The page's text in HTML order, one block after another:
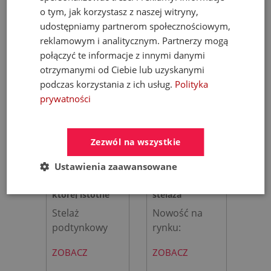
Jak stworzyć
której istotne
znaczenie ma
komfort, higiena
Stelaż
podtynkowy
toaleta myjąc
ZOBACZ
stelaża
podtynkowego.
Rewolucja w
[Recenzja i
Nowość na
rynku:
toaleta typu
ZOBACZ
o tym, jak korzystasz z naszej witryny,
udostępniamy partnerom społecznościowym,
reklamowym i analitycznym. Partnerzy mogą
połączyć te informacje z innymi danymi
otrzymanymi od Ciebie lub uzyskanymi
podczas korzystania z ich usług. Polityka
prywatności
Zezwól na wszystkie
Ustawienia zaawansowane